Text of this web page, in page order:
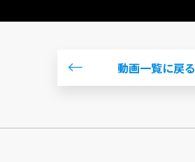
動画一覧に戻る